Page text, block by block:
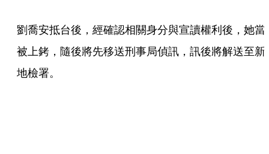
劉喬安抵台後，經確認相關身分與宣讀權利後，她當
被上銬，隨後將先移送刑事局偵訊，訊後將解送至新
地檢署。